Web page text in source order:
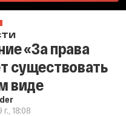
«За права
существовать
виде
18:08